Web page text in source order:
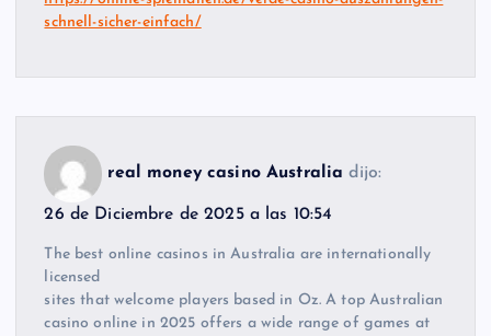
schnell-sicher-einfach/
real money casino Australia dijo:
26 de Diciembre de 2025 a las 10:54
The best online casinos in Australia are internationally
licensed
sites that welcome players based in Oz. A top Australian
casino online in 2025 offers a wide range of games at